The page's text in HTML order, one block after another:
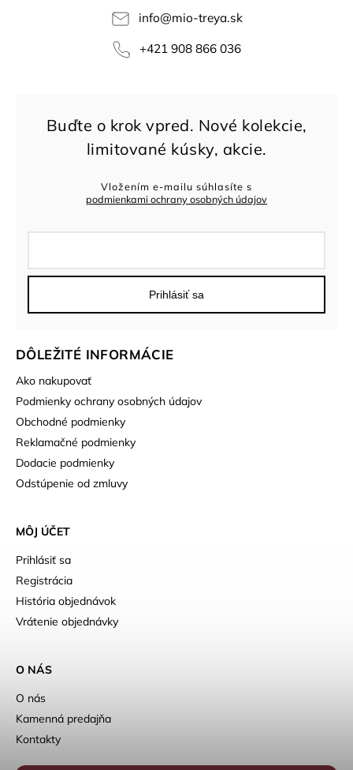
info@mio-treya.sk
+421 908 866 036
DÔLEŽITÉ INFORMÁCIE
Ako nakupovať
Podmienky ochrany osobných údajov
Obchodné podmienky
Reklamačné podmienky
Dodacie podmienky
Odstúpenie od zmluvy
MÔJ ÚČET
Prihlásiť sa
Registrácia
História objednávok
Vrátenie objednávky
Vložením e-mailu súhlasíte s
podmienkami ochrany osobných údajov
Prihlásiť sa
O NÁS
O nás
Kamenná predajňa
Kontakty